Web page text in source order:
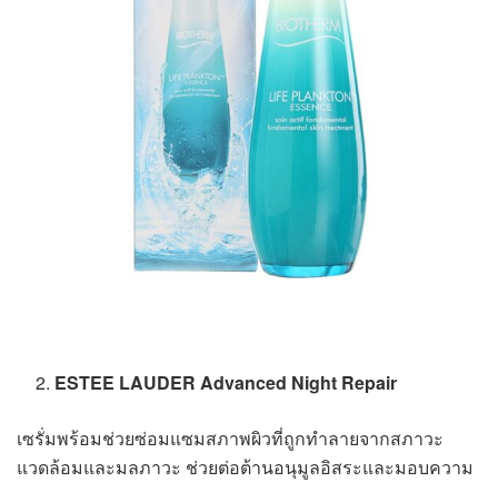
ESTEE LAUDER Advanced Night Repair
เซรั่มพร้อมช่วยซ่อมแซมสภาพผิวที่ถูกทำลายจากสภาวะ
แวดล้อมและมลภาวะ ช่วยต่อต้านอนุมูลอิสระและมอบความ